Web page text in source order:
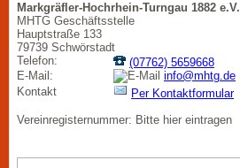
Markgräfler-Hochrhein-Turngau 1882 e.V.
MHTG Geschäftsstelle
Hauptstraße 133
79739 Schwörstadt
Telefon:
(07762) 5659668
E-Mail:
info@mhtg.de
Kontakt
Per Kontaktformular
Vereinregisternummer: Bitte hier eintragen